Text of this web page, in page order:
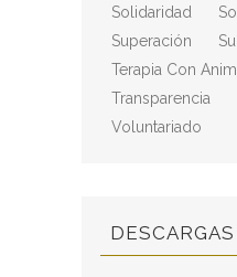
Solidaridad
Superación
Terapia Con
Transparencia
Voluntariado
DESCARGAS